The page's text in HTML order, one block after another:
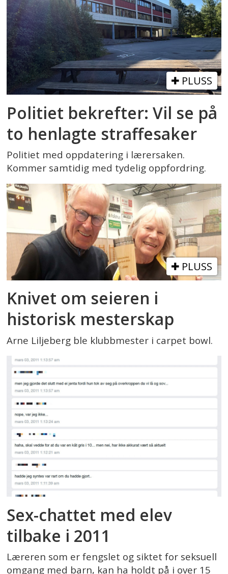
PLUSS
Politiet bekrefter: Vil se på
to henlagte straffesaker
Politiet med oppdatering i lærersaken.
Kommer samtidig med tydelig oppfordring.
PLUSS
Knivet om seieren i
historisk mesterskap
Arne Liljeberg ble klubbmester i carpet bowl.
Sex-chattet med elev
tilbake i 2011
Læreren som er fengslet og siktet for seksuell
omgang med barn, kan ha holdt på i over 15